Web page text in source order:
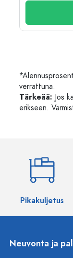
verrattuna.
Tärkeää: Jos
erikseen.
Pikakuljetus
Neuvonta ja